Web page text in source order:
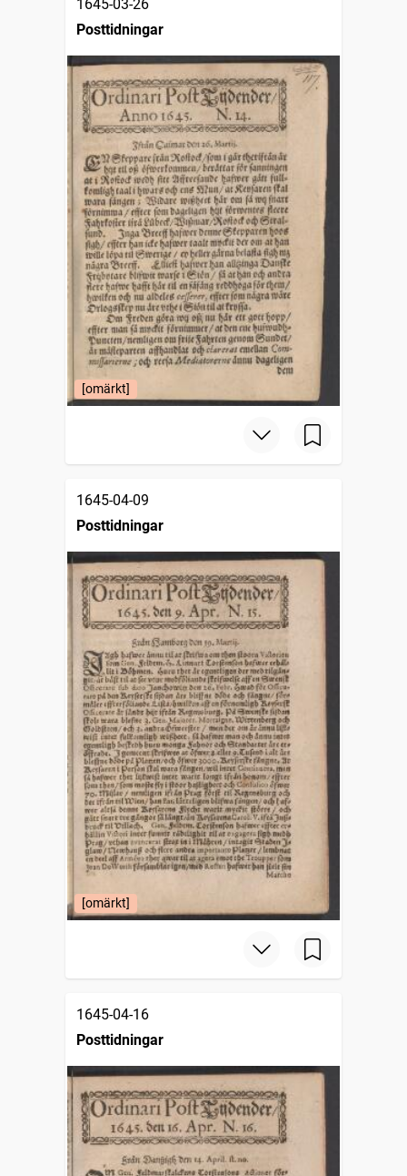
1645-03-26
Posttidningar
[omärkt]
1645-04-09
Posttidningar
[omärkt]
1645-04-16
Posttidningar